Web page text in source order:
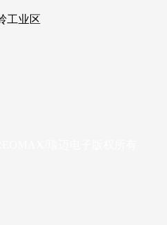
工业区